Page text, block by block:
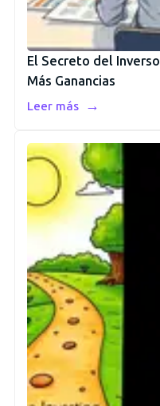
El Secreto del
Más Ganancias
Leer más →